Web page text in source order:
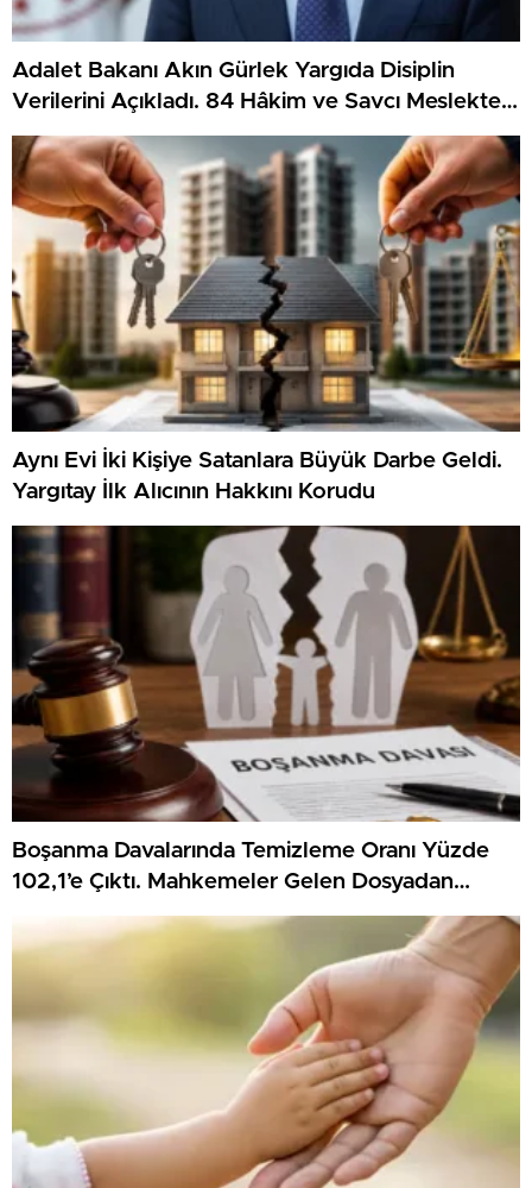
Adalet Bakanı Akın Gürlek Yargıda Disiplin
Verilerini Açıkladı. 84 Hâkim ve Savcı Meslekten
Çıkarıldı
Aynı Evi İki Kişiye Satanlara Büyük Darbe Geldi.
Yargıtay İlk Alıcının Hakkını Korudu
Boşanma Davalarında Temizleme Oranı Yüzde
102,1’e Çıktı. Mahkemeler Gelen Dosyadan
Fazlasını Karara Bağladı